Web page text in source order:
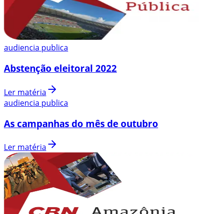
audiencia publica
Abstenção eleitoral 2022
Ler matéria
audiencia publica
As campanhas do mês de outubro
Ler matéria